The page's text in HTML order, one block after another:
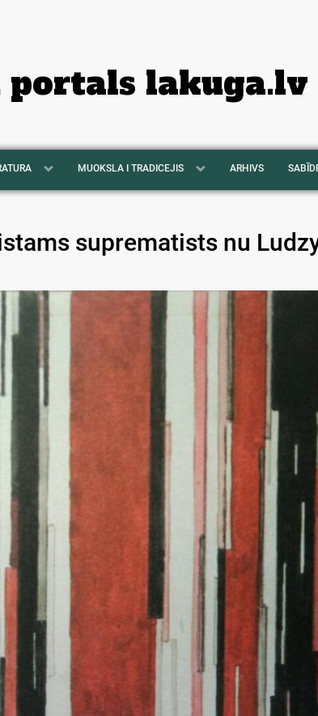
lakuga.lv
MUOKSLA I TRADICEJIS ARHIVS
suprematists nu